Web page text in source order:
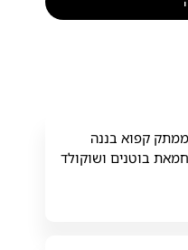
ממתק קפוא בננה
חמאת בוטנים ושוקולד